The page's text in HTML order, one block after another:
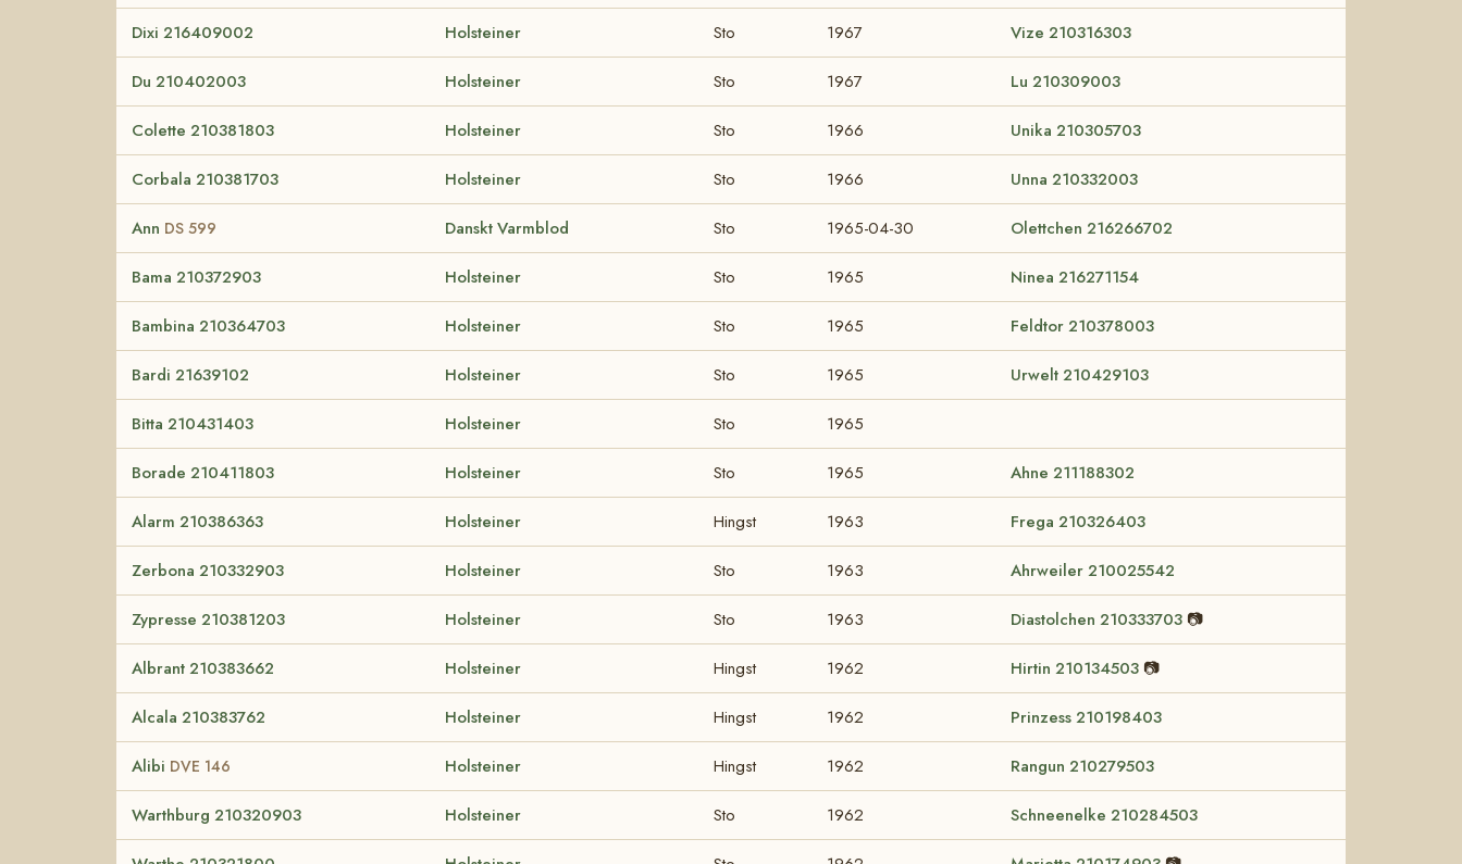
Dixi 216409002 Holsteiner Sto 1967 Vize 210316303
Du 210402003 Holsteiner Sto 1967 Lu 210309003
Colette 210381803 Holsteiner Sto 1966 Unika 210305703
Corbala 210381703 Holsteiner Sto 1966 Unna 210332003
Ann DS 599 Danskt Varmblod Sto 1965-04-30 Olettchen 216266702
Bama 210372903 Holsteiner Sto 1965 Ninea 216271154
Bambina 210364703 Holsteiner Sto 1965 Feldtor 210378003
Bardi 21639102 Holsteiner Sto 1965 Urwelt 210429103
Bitta 210431403 Holsteiner Sto 1965
Borade 210411803 Holsteiner Sto 1965 Ahne 211188302
Alarm 210386363 Holsteiner Hingst 1963 Frega 210326403
Zerbona 210332903 Holsteiner Sto 1963 Ahrweiler 210025542
Zypresse 210381203 Holsteiner Sto 1963 Diastolchen 210333703 📷
Albrant 210383662 Holsteiner Hingst 1962 Hirtin 210134503 📷
Alcala 210383762 Holsteiner Hingst 1962 Prinzess 210198403
Alibi DVE 146 Holsteiner Hingst 1962 Rangun 210279503
Warthburg 210320903 Holsteiner Sto 1962 Schneenelke 210284503